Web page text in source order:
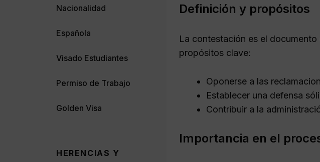
Definición y propósitos
La contestación es el
propósitos clave:
Oponerse a las
Establecer una defensa
Contribuir a la
Importancia en el
Nacionalidad
Española
Visado Estudiantes
Permiso de Trabajo
Golden Visa
HERENCIAS Y